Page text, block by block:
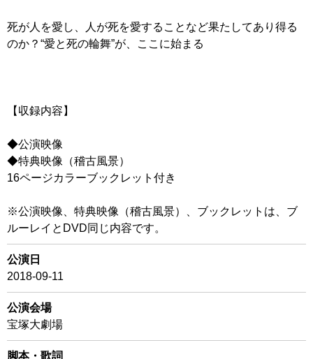
死が人を愛し、人が死を愛することなど果たしてあり得る
のか？“愛と死の輪舞”が、ここに始まる
【収録内容】
◆公演映像
◆特典映像（稽古風景）
16ページカラーブックレット付き
※公演映像、特典映像（稽古風景）、ブックレットは、ブ
ルーレイとDVD同じ内容です。
公演日
2018-09-11
公演会場
宝塚大劇場
脚本・歌詞